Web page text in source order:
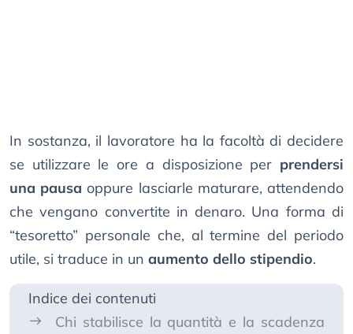
In sostanza, il lavoratore ha la facoltà di decidere
se utilizzare le ore a disposizione per prendersi
una pausa oppure lasciarle maturare, attendendo
che vengano convertite in denaro. Una forma di
“tesoretto” personale che, al termine del periodo
utile, si traduce in un aumento dello stipendio.
Indice dei contenuti
Chi stabilisce la quantità e la scadenza